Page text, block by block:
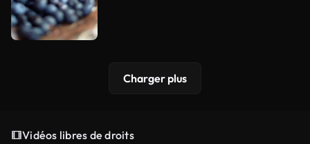
Charger plus
Vidéos libres de droits